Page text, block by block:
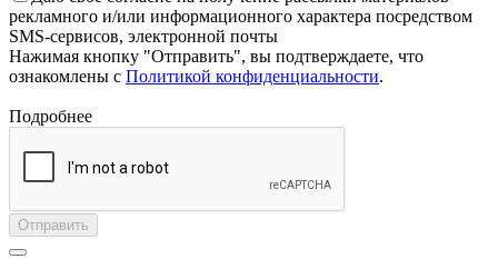
рекламного и/или информационного характера посредством
SMS-сервисов, электронной почты
Нажимая кнопку "Отправить", вы подтверждаете, что
ознакомлены с Политикой конфиденциальности.
Подробнее
Отправить